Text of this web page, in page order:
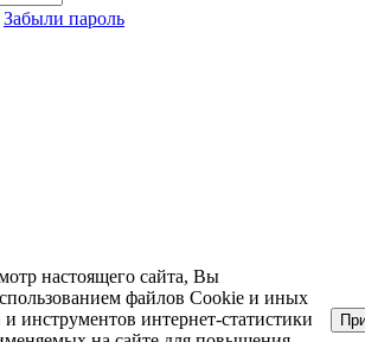
Забыли пароль
настоящего сайта, Вы
файлов Cookie и иных
и инструментов интернет-статистики